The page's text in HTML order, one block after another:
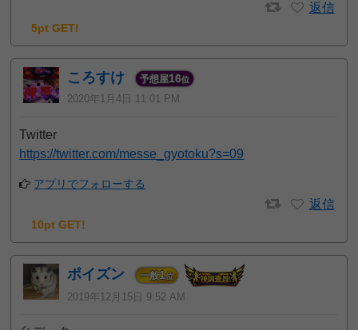
返信
5pt GET!
ころすけ 予想屋16位
2020年1月4日 11:01 PM
Twitter
https://twitter.com/messe_gyotoku?s=09
アプリでフォローする
返信
10pt GET!
ポイズン 一般1位
2019年12月15日 9:52 AM